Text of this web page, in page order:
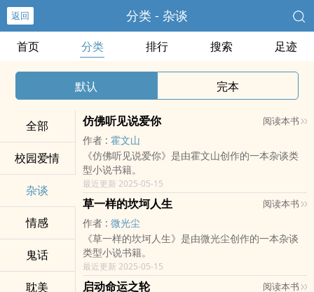
返回 分类 - 杂谈
首页 分类 排行 搜索 足迹
默认 完本
全部
校园爱情
杂谈
情感
鬼话
耽美
仿佛听见说爱你 阅读本书
作者 : 霍文山
《仿佛听见说爱你》是由霍文山创作的一本杂谈类
型小说书籍。
最近更新 2025-05-15
草一样的坎坷人生 阅读本书
作者 : 微光尘
《草一样的坎坷人生》是由微光尘创作的一本杂谈
类型小说书籍。
最近更新 2025-05-15
启动命运之轮 阅读本书